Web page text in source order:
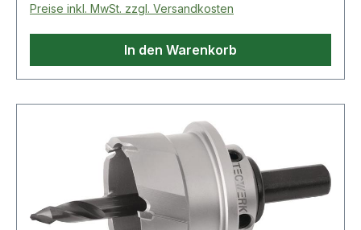
Preise inkl. MwSt. zzgl. Versandkosten
In den Warenkorb